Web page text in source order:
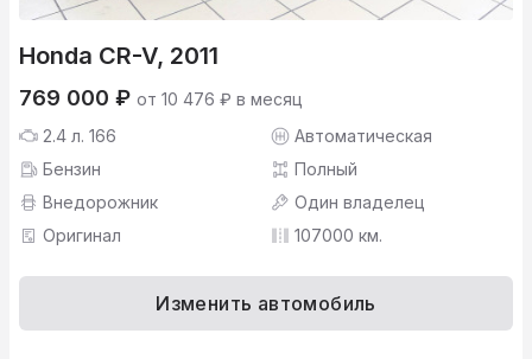
Honda CR-V, 2011
769 000 ₽ от 10 476 ₽ в месяц
2.4 л. 166
Автоматическая
Бензин
Полный
Внедорожник
Один владелец
Оригинал
107000 км.
Изменить автомобиль